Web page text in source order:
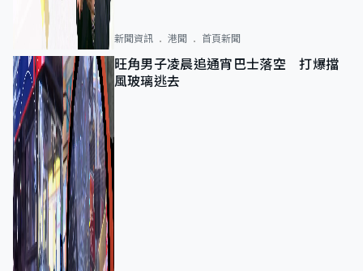
新聞資訊 港聞 首頁新聞
旺角男子凌晨追通宵巴士落空 打爆擋
風玻璃逃去